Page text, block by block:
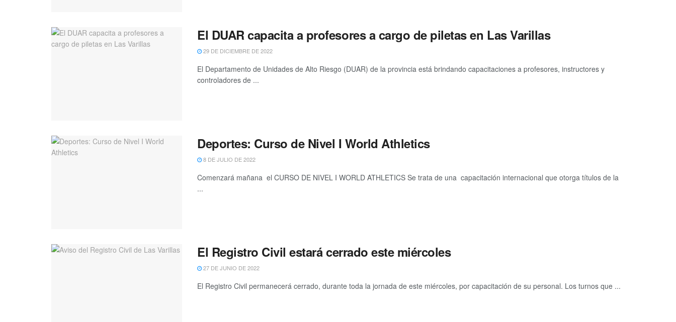
El DUAR capacita a profesores a cargo de piletas en Las Varillas
29 DE DICIEMBRE DE 2022
El Departamento de Unidades de Alto Riesgo (DUAR) de la provincia está brindando capacitaciones a profesores, instructores y
controladores de ...
Deportes: Curso de Nivel I World Athletics
8 DE JULIO DE 2022
Comenzará mañana el CURSO DE NIVEL I WORLD ATHLETICS Se trata de una capacitación internacional que otorga títulos de la
...
El Registro Civil estará cerrado este miércoles
27 DE JUNIO DE 2022
El Registro Civil permanecerá cerrado, durante toda la jornada de este miércoles, por capacitación de su personal. Los turnos que ...